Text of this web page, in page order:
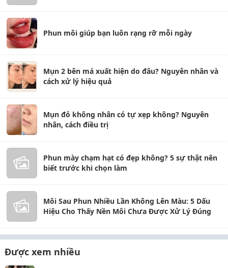
Phun môi giúp bạn luôn rạng rỡ mỗi ngày
Mụn 2 bên má xuất hiện do đâu? Nguyên nhân và
cách xử lý hiệu quả
Mụn đỏ không nhân có tự xẹp không? Nguyên
nhân, cách điều trị
Phun mày chạm hạt có đẹp không? 5 sự thật nên
biết trước khi chọn làm
Môi Sau Phun Nhiều Lần Không Lên Màu: 5 Dấu
Hiệu Cho Thấy Nền Môi Chưa Được Xử Lý Đúng
Được xem nhiều